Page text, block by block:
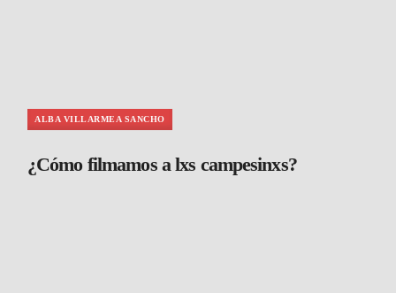
ALBA VILLARMEA SANCHO
¿Cómo filmamos a lxs campesinxs?